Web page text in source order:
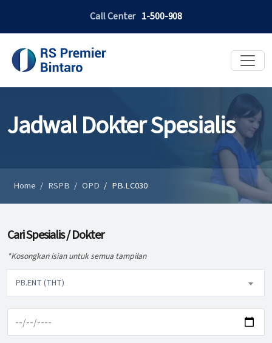
Call Center 1-500-908
Jadwal Dokter Spesialis
Home RSPB OPD PB.LC030
Cari Spesialis / Dokter
*Kosongkan isian untuk semua tampilan
PB.ENT (THT)